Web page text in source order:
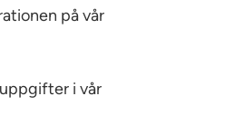
på vår
i vår